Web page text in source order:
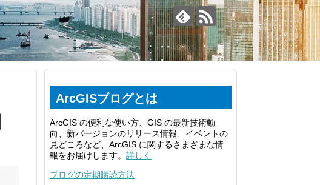
ArcGISブログとは
ArcGIS の便利な使い方、GIS の最新技術動
向、新バージョンのリリース情報、イベントの
見どころなど、ArcGIS に関するさまざまな情
報をお届けします。 詳しく
ブログの定期購読方法